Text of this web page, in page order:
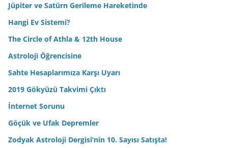
Jüpiter ve Satürn Gerileme Hareketinde
Hangi Ev Sistemi?
The Circle of Athla & 12th House
Astroloji Öğrencisine
Sahte Hesaplarımıza Karşı Uyarı
2019 Gökyüzü Takvimi Çıktı
İnternet Sorunu
Göçük ve Ufak Depremler
Zodyak Astroloji Dergisi’nin 10. Sayısı Satışta!